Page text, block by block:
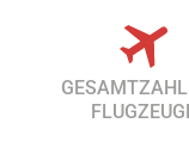
GESAMTZAHL